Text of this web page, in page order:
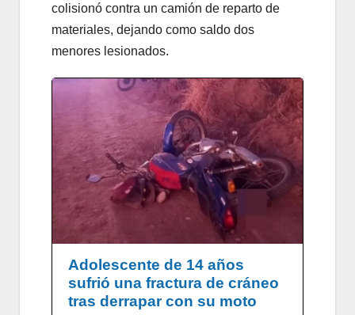
colisionó contra un camión de reparto de
materiales, dejando como saldo dos
menores lesionados.
Adolescente de 14 años
sufrió una fractura de cráneo
tras derrapar con su moto